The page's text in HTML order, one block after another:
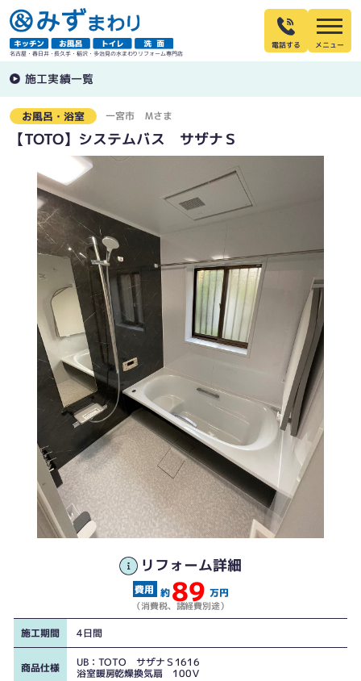
名古屋・春日井・長久手・稲沢・多治見の水まわりリフォーム専門店
電話する
施工実績一覧
お風呂・浴室 一宮市 Ｍさま
【TOTO】システムバス サザナＳ
リフォーム詳細
約 89 万円
（消費税、諸経費別途）
施工期間 4日間
商品仕様
UB：TOTO サザナＳ1616
浴室暖房乾燥換気扇 100Ｖ